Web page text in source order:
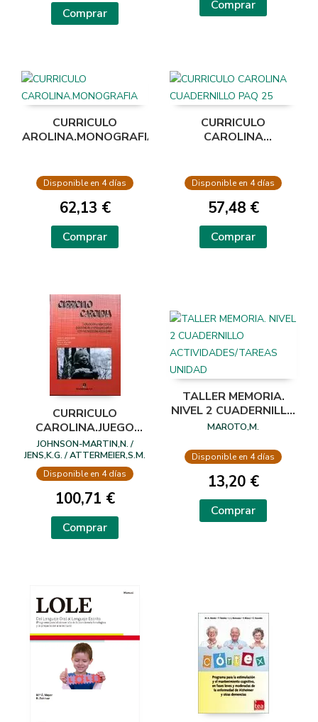
Comprar
Comprar
CURRICULO
CAROLINA.MONOGRAFIA
Disponible en 4 días
62,13 €
Comprar
CURRICULO
CAROLINA
Disponible en 4 días
57,48 €
Comprar
CURRICULO
CAROLINA.JUEGO
COMPLETO
JOHNSON-MARTIN,N. /
JENS,K.G. / ATTERMEIER,S.M.
/ HACKER,B.J.
Disponible en 4 días
100,71 €
Comprar
TALLER MEMORIA.
NIVEL 2 CUADERNILLO
ACTIVIDADES/TAREAS
MAROTO,M.
Disponible en 4 días
13,20 €
Comprar